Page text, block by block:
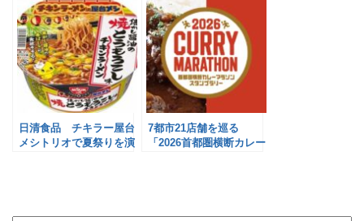
日清食品 チキラー屋台
メシトリオで夏祭りを演
7都市21店舗を巡る
「2026首都圏横断カレー